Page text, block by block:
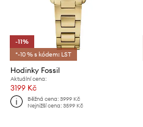
-11%
*-10 % s kódem: LST
Hodinky Fossil
Aktuální cena:
3199 Kč
Běžná cena:3999 Kč
Nejnižší cena:3599 Kč